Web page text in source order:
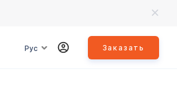
Рус Заказать